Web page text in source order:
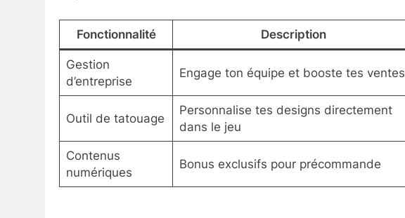
Fonctionnalité Description
Gestion
d’entreprise
Engage ton équipe et booste tes ventes
Outil de tatouage
Personnalise tes designs directement
dans le jeu
Contenus
numériques
Bonus exclusifs pour précommande